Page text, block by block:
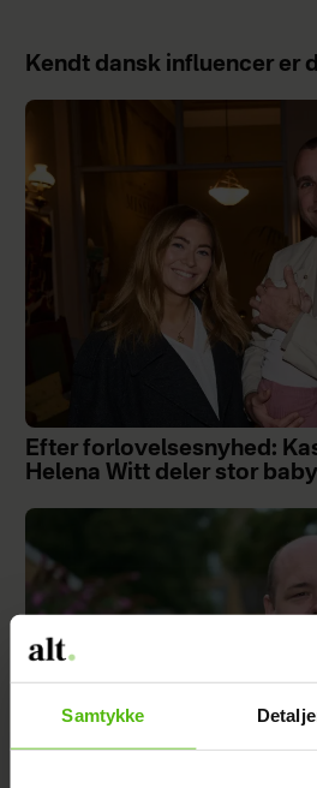
Samtykke
Kendt dansk influencer er
Efter forlovelsesnyhed:
Helena Witt deler stor